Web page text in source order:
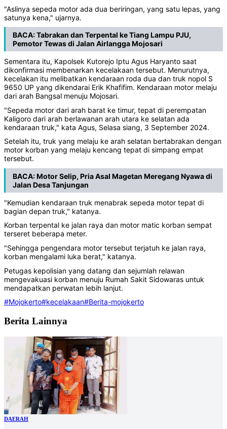
"Aslinya sepeda motor ada dua beriringan, yang satu lepas, yang
satunya kena," ujarnya.
BACA:Tabrakan dan Terpental ke Tiang Lampu PJU,
Pemotor Tewas di Jalan Airlangga Mojosari
Sementara itu, Kapolsek Kutorejo Iptu Agus Haryanto saat
dikonfirmasi membenarkan kecelakaan tersebut. Menurutnya,
kecelakan itu melibatkan kendaraan roda dua dan truk nopol S
9650 UP yang dikendarai Erik Khafifim. Kendaraan motor melaju
dari arah Bangsal menuju Mojosari.
"Sepeda motor dari arah barat ke timur, tepat di perempatan
Kaligoro dari arah berlawanan arah utara ke selatan ada
kendaraan truk," kata Agus, Selasa siang, 3 September 2024.
Setelah itu, truk yang melaju ke arah selatan bertabrakan dengan
motor korban yang melaju kencang tepat di simpang empat
tersebut.
BACA:Motor Selip, Pria Asal Magetan Meregang Nyawa di
Jalan Desa Tanjungan
"Kemudian kendaraan truk menabrak sepeda motor tepat di
bagian depan truk," katanya.
Korban terpental ke jalan raya dan motor matic korban sempat
terseret beberapa meter.
"Sehingga pengendara motor tersebut terjatuh ke jalan raya,
korban mengalami luka berat," katanya.
Petugas kepolisian yang datang dan sejumlah relawan
mengevakuasi korban menuju Rumah Sakit Sidowaras untuk
mendapatkan perwatan lebih lanjut.
#Mojokerto#kecelakaan#Berita-mojokerto
Berita Lainnya
DAERAH